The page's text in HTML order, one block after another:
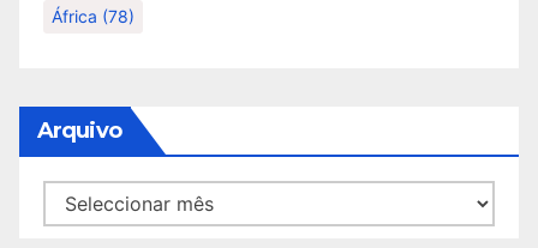
África (78)
Arquivo
Arquivo